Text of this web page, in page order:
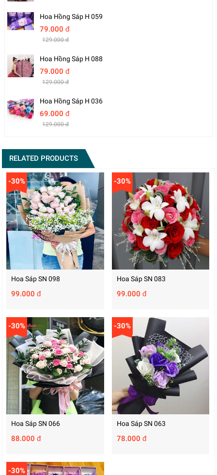
Hoa Hồng Sáp H 059
79.000 đ
129.000 đ
Hoa Hồng Sáp H 088
79.000 đ
129.000 đ
Hoa Hồng Sáp H 036
69.000 đ
129.000 đ
RELATED PRODUCTS
-30%
Hoa Sáp SN 098
99.000 đ
-30%
Hoa Sáp SN 083
99.000 đ
-30%
Hoa Sáp SN 066
88.000 đ
-30%
Hoa Sáp SN 063
78.000 đ
-30%